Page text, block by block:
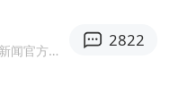
·红星新闻官方网易号
2822